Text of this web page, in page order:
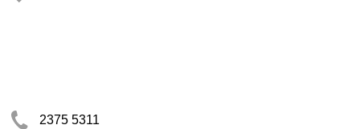
2375 5311